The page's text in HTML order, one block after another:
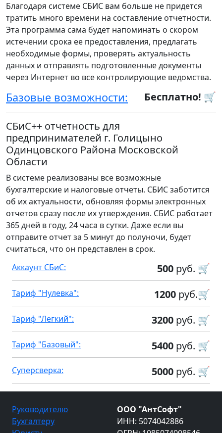
Благодаря системе СБИС вам больше не придется
тратить много времени на составление отчетности.
Эта программа сама будет напоминать о скором
истечении срока ее предоставления, предлагать
необходимые формы, проверять актуальность
данных и отправлять подготовленные документы
через Интернет во все контролирующие ведомства.
Бесплатно! 🛒
Базовые возможности:
СБиС++ отчетность для
предпринимателей г. Голицыно
Одинцовского Района Московской
Области
В системе реализованы все возможные
бухгалтерские и налоговые отчеты. СБИС заботится
об их актуальности, обновляя формы электронных
отчетов сразу после их утверждения. СБИС работает
365 дней в году, 24 часа в сутки. Даже если вы
отправите отчет за 5 минут до полуночи, будет
считаться, что он представлен в срок.
500 руб. 🛒
Аккаунт СБиС:
1200 руб.🛒
Тариф "Нулевка":
3200 руб. 🛒
Тариф "Легкий":
5400 руб. 🛒
Тариф "Базовый":
5000 руб. 🛒
Суперсверка:
Руководителю
Бухгалтеру
ООО "АнтСофт"
ИНН: 5074042886